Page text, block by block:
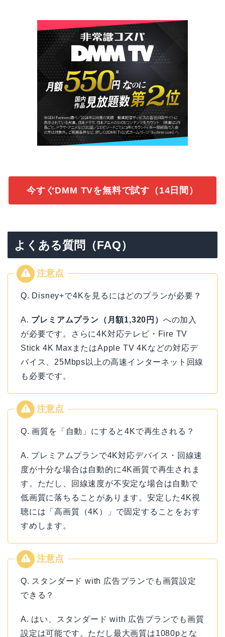
今すぐDMM TVを無料で試す（14日間）
よくある質問（FAQ）
Q. Disney+で4Kを見るにはどのプランが必要？
A. プレミアムプラン（月額1,320円） への加入
が必要です。さらに4K対応テレビ・Fire TV
Stick 4K MaxまたはApple TV 4Kなどの対応デ
バイス、25Mbps以上の高速インターネット回線
も必要です。
Q. 画質を「自動」にすると4Kで再生される？
A. プレミアムプランで4K対応デバイス・回線速
度が十分な場合は自動的に4K画質で再生されま
す。ただし、回線速度が不安定な場合は自動で
低画質に落ちることがあります。安定した4K視
聴には「高画質（4K）」で固定することをおす
すめします。
Q. スタンダード with 広告プランでも画質設定
できる？
A. はい、スタンダード with 広告プランでも画質
設定は可能です。ただし最大画質は1080pとな